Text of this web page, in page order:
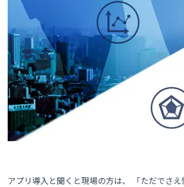
アプリ導入と聞くと現場の方は、 「ただでさ